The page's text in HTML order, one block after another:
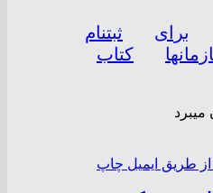
برای
ثبتنام
کتاب
طریق ایمیل چاپ